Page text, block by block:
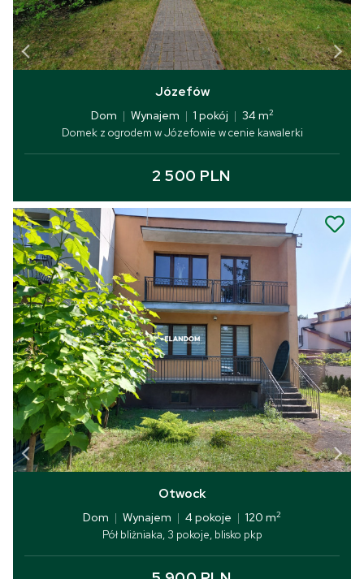
Józefów
Dom | Wynajem | 1 pokój | 34 m2
Domek z ogrodem w Józefowie w cenie kawalerki
2 500 PLN
Otwock
Dom | Wynajem | 4 pokoje | 120 m2
Pół bliżniaka, 3 pokoje, blisko pkp